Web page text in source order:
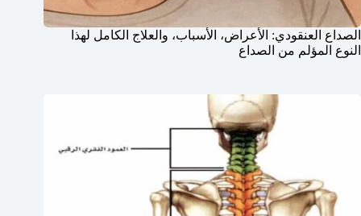
الصداع العنقودي: الأعراض، الأسباب، والعلاج الكامل لهذا
النوع المؤلم من الصداع